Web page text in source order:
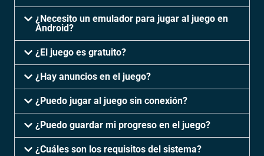
¿Necesito un emulador para jugar al juego en
Android?
¿El juego es gratuito?
¿Hay anuncios en el juego?
¿Puedo jugar al juego sin conexión?
¿Puedo guardar mi progreso en el juego?
¿Cuáles son los requisitos del sistema?